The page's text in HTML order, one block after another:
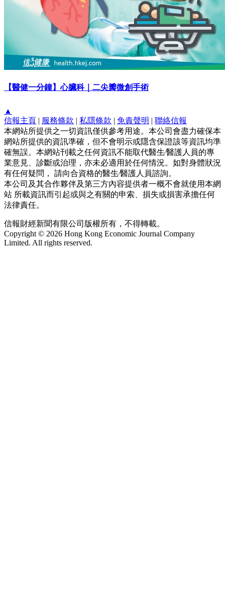
【醫健一分鐘】心臟科｜二尖瓣微創手術
▲
信報主頁 | 服務條款 | 私隱條款 | 免責聲明 | 聯絡信報
本網站所提供之一切資訊僅供參考用途。本公司會盡力確保本
網站所提供的資訊準確，但不會明示或隱含保證該等資訊均準
確無誤。本網站刊載之任何資訊不能取代醫生∕醫護人員的專
業意見、診斷或治理，亦未必適用於任何情況。如對身體狀況
有任何疑問， 請向合資格的醫生∕醫護人員諮詢。
本公司及其合作夥伴及第三方內容提供者一概不會就使用本網
站 所載資訊而引起或與之有關的申索、損失或損害承擔任何
法律責任。
信報財經新聞有限公司版權所有，不得轉載。
Copyright © 2026 Hong Kong Economic Journal Company
Limited. All rights reserved.